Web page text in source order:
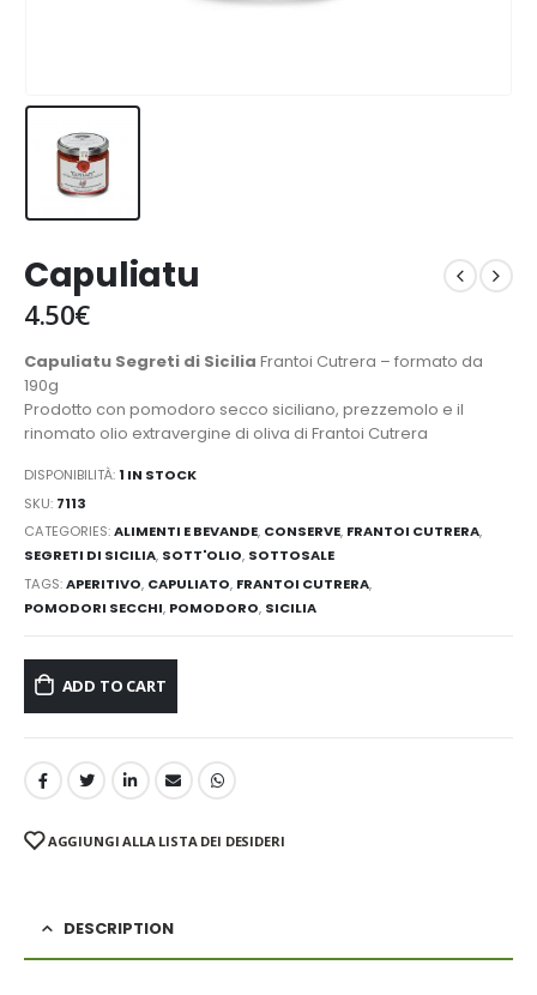
Capuliatu
4.50€
Capuliatu Segreti di Sicilia Frantoi Cutrera – formato da
190g
Prodotto con pomodoro secco siciliano, prezzemolo e il
rinomato olio extravergine di oliva di Frantoi Cutrera
DISPONIBILITÀ:1 IN STOCK
SKU: 7113
CATEGORIES:ALIMENTI E BEVANDE, CONSERVE, FRANTOI CUTRERA,
SEGRETI DI SICILIA, SOTT'OLIO, SOTTOSALE
TAGS:APERITIVO, CAPULIATO, FRANTOI CUTRERA,
POMODORI SECCHI, POMODORO, SICILIA
ADD TO CART
AGGIUNGI ALLA LISTA DEI DESIDERI
DESCRIPTION